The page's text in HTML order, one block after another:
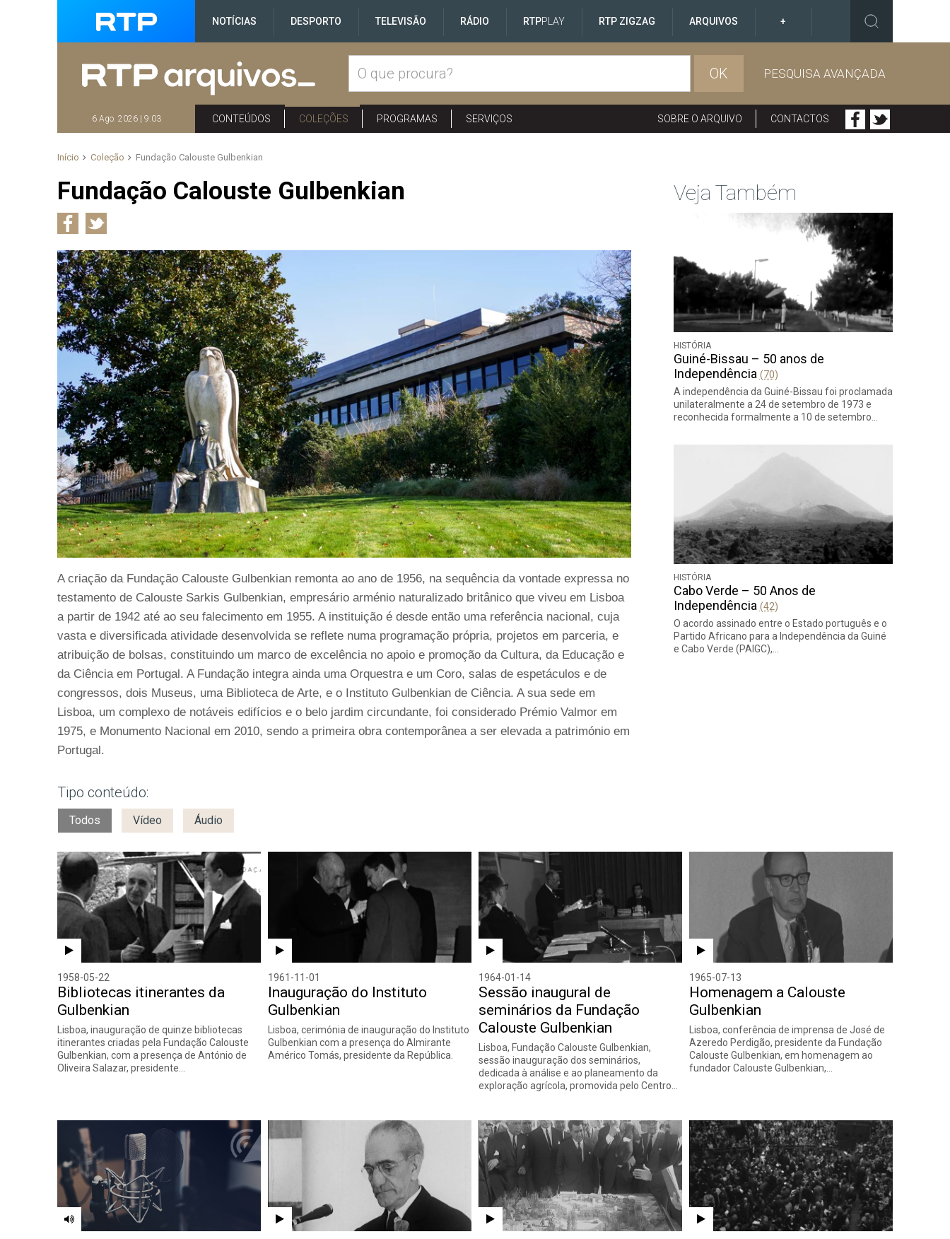
NOTÍCIAS DESPORTO TELEVISÃO RÁDIO RTPPLAY RTP ZIGZAG ARQUIVOS +
OK PESQUISA AVANÇADA
6 Ago. 2026 | 9:03 CONTEÚDOS COLEÇÕES PROGRAMAS SERVIÇOS SOBRE O ARQUIVO CONTACTOS
Início Coleção Fundação Calouste Gulbenkian
Fundação Calouste Gulbenkian
A criação da Fundação Calouste Gulbenkian remonta ao ano de 1956, na sequência da vontade expressa no
testamento de Calouste Sarkis Gulbenkian, empresário arménio naturalizado britânico que viveu em Lisboa
a partir de 1942 até ao seu falecimento em 1955. A instituição é desde então uma referência nacional, cuja
vasta e diversificada atividade desenvolvida se reflete numa programação própria, projetos em parceria, e
atribuição de bolsas, constituindo um marco de excelência no apoio e promoção da Cultura, da Educação e
da Ciência em Portugal. A Fundação integra ainda uma Orquestra e um Coro, salas de espetáculos e de
congressos, dois Museus, uma Biblioteca de Arte, e o Instituto Gulbenkian de Ciência. A sua sede em
Lisboa, um complexo de notáveis edifícios e o belo jardim circundante, foi considerado Prémio Valmor em
1975, e Monumento Nacional em 2010, sendo a primeira obra contemporânea a ser elevada a património em
Portugal.
Tipo conteúdo:
Todos Vídeo Áudio
1958-05-22
Bibliotecas itinerantes da
Gulbenkian
Lisboa, inauguração de quinze bibliotecas
itinerantes criadas pela Fundação Calouste
Gulbenkian, com a presença de António de
Oliveira Salazar, presidente…
1961-11-01
Inauguração do Instituto
Gulbenkian
Lisboa, cerimónia de inauguração do Instituto
Gulbenkian com a presença do Almirante
Américo Tomás, presidente da República.
1964-01-14
Sessão inaugural de
seminários da Fundação
Calouste Gulbenkian
Lisboa, Fundação Calouste Gulbenkian,
sessão inauguração dos seminários,
dedicada à análise e ao planeamento da
exploração agrícola, promovida pelo Centro…
1965-07-13
Homenagem a Calouste
Gulbenkian
Lisboa, conferência de imprensa de José de
Azeredo Perdigão, presidente da Fundação
Calouste Gulbenkian, em homenagem ao
fundador Calouste Gulbenkian,…
Veja Também
HISTÓRIA
Guiné-Bissau – 50 anos de
Independência (70)
A independência da Guiné-Bissau foi proclamada
unilateralmente a 24 de setembro de 1973 e
reconhecida formalmente a 10 de setembro…
HISTÓRIA
Cabo Verde – 50 Anos de
Independência (42)
O acordo assinado entre o Estado português e o
Partido Africano para a Independência da Guiné
e Cabo Verde (PAIGC),…